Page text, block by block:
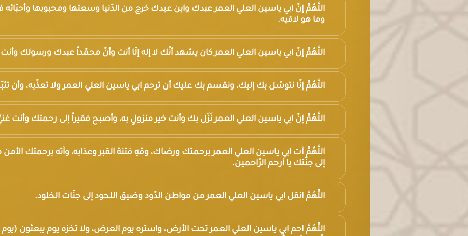
اللَّهُمَّ إنّ ابي ياسين العلي العمر عبدك وابن عبدك خرج من الدّنيا وسعتها ومحبوبها وأحبّائه
وما هو لاقيه.
اللَّهُمَّ إنّ ابي ياسين العلي العمر كان يشهد أنّك لا إله إلّا أنت وأنّ محمّداً عبدك ورسولك وأنت
اللَّهُمَّ إنّا نتوسّل بك إليك، ونقسم بك عليك أن ترحم ابي ياسين العلي العمر ولا تعذّبه، وأن
اللَّهُمَّ إنّ ابي ياسين العلي العمر نَزَل بك وأنت خير منزولٍ به، وأصبح فقيراً إلى رحمتك وأنت
اللَّهُمَّ آت ابي ياسين العلي العمر برحمتك ورضاك، وقهِ فتنة القبر وعذابه، وآته برحمتك
إلى جنّتك يا أرحم الرّاحمين.
اللَّهُمَّ انقل ابي ياسين العلي العمر من مواطن الدّود وضيق اللحود إلى جنّات الخلود.
اللَّهُمَّ احم ابي ياسين العلي العمر تحت الأرض، واستره يوم العرض، ولا تخزه يوم يبعثون (يوم